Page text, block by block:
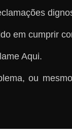
em cumprir
Aqui.
ou